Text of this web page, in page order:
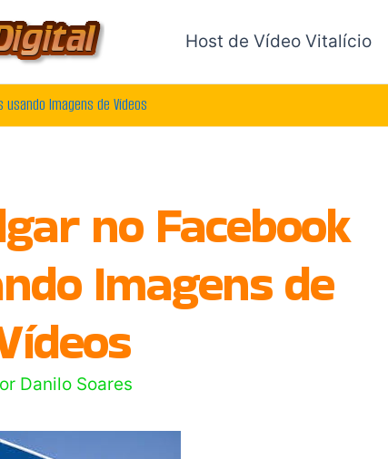
Host de Vídeo Vitalício
usando Imagens de Vídeos
no Facebook
Imagens de
Danilo Soares